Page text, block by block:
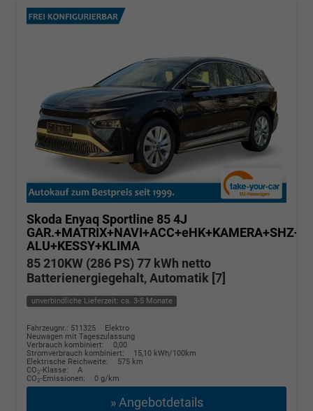
Skoda Enyaq Sportline 85 4J
ALU+KESSY+KLIMA
85 210KW (286 PS) 77 kWh netto
Batterienergiegehalt, Automatik [7]
unverbindliche Lieferzeit: ca. 3-5 Monate
Fahrzeugnr.: 511325
Elektro
Neuwagen mit Tageszulassung
Verbrauch kombiniert:
0,00
Stromverbrauch kombiniert:
15,10 kWh/100km
Elektrische Reichweite:
575 km
CO2-Klasse:
A
CO2-Emissionen: 0 g/km
» Angebotdetails